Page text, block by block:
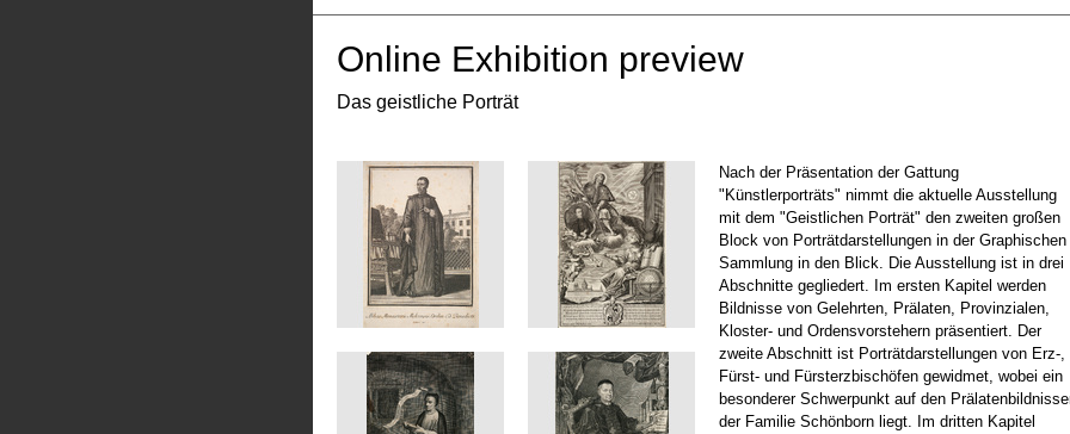
Online Exhibition preview
Das geistliche Porträt
Nach der Präsentation der Gattung
"Künstlerporträts" nimmt die aktuelle Ausstellung
mit dem "Geistlichen Porträt" den zweiten großen
Block von Porträtdarstellungen in der Graphischen
Sammlung in den Blick. Die Ausstellung ist in drei
Abschnitte gegliedert. Im ersten Kapitel werden
Bildnisse von Gelehrten, Prälaten, Provinzialen,
Kloster- und Ordensvorstehern präsentiert. Der
zweite Abschnitt ist Porträtdarstellungen von Erz-,
Fürst- und Fürsterzbischöfen gewidmet, wobei ein
besonderer Schwerpunkt auf den
der Familie Schönborn liegt. Im dritten Kapitel